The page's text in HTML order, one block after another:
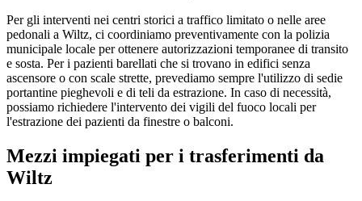
Per gli interventi nei centri storici a traffico limitato o nelle aree
pedonali a Wiltz, ci coordiniamo preventivamente con la polizia
municipale locale per ottenere autorizzazioni temporanee di transito
e sosta. Per i pazienti barellati che si trovano in edifici senza
ascensore o con scale strette, prevediamo sempre l'utilizzo di sedie
portantine pieghevoli e di teli da estrazione. In caso di necessità,
possiamo richiedere l'intervento dei vigili del fuoco locali per
l'estrazione dei pazienti da finestre o balconi.
Mezzi impiegati per i trasferimenti da
Wiltz